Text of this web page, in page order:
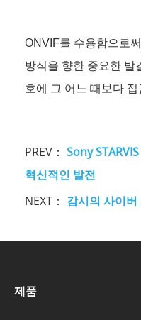
ONVIF를 수용함으로
방식을 향한 중요한 발
호에 그 어느 때보다
PREV： Sony
혁신적인 발전
NEXT： 감시의 사이
제품